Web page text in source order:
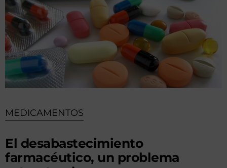
MEDICAMENTOS
El desabastecimiento
farmacéutico, un problema